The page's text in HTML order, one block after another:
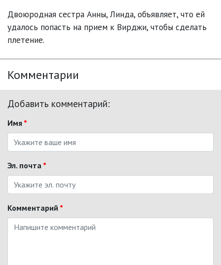
Двоюродная сестра Анны, Линда, объявляет, что ей
удалось попасть на прием к Вирджи, чтобы сделать
плетение.
Комментарии
Добавить комментарий:
Имя *
Эл. почта *
Комментарий *